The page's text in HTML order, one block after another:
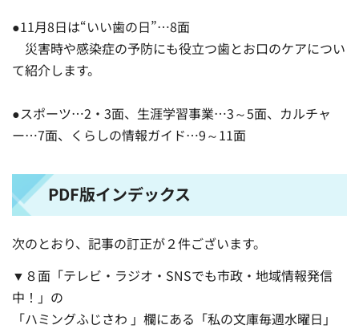
●11月8日は“いい歯の日”…8面
災害時や感染症の予防にも役立つ歯とお口のケアについ
て紹介します。
●スポーツ…2・3面、生涯学習事業…3～5面、カルチャ
ー…7面、くらしの情報ガイド…9～11面
PDF版インデックス
次のとおり、記事の訂正が２件ございます。
▼８面「テレビ・ラジオ・SNSでも市政・地域情報発信
中！」の
「ハミングふじさわ 」欄にある「私の文庫毎週水曜日」